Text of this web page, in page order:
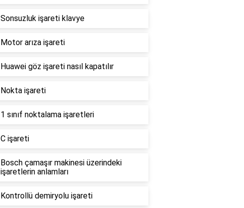
Sonsuzluk işareti klavye
Motor arıza işareti
Huawei göz işareti nasıl kapatılır
Nokta işareti
1 sınıf noktalama işaretleri
C işareti
Bosch çamaşır makinesi üzerindeki
işaretlerin anlamları
Kontrollü demiryolu işareti